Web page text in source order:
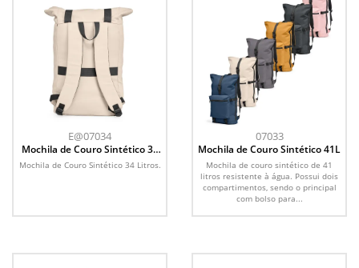
E@07034
Mochila de Couro Sintético 34
Litros
Mochila de Couro Sintético 34 Litros.
07033
Mochila de Couro Sintético 41L
Mochila de couro sintético de 41
litros resistente à água. Possui dois
compartimentos, sendo o principal
com bolso para...